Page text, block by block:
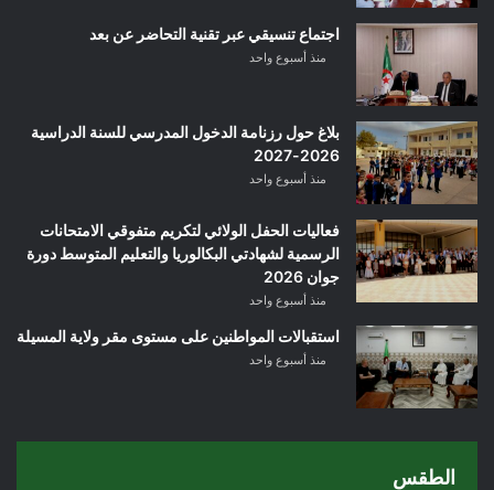
اجتماع تنسيقي عبر تقنية التحاضر عن بعد
منذ أسبوع واحد
بلاغ حول رزنامة الدخول المدرسي للسنة الدراسية
2026-2027
منذ أسبوع واحد
فعاليات الحفل الولائي لتكريم متفوقي الامتحانات
الرسمية لشهادتي البكالوريا والتعليم المتوسط دورة
جوان 2026
منذ أسبوع واحد
استقبالات المواطنين على مستوى مقر ولاية المسيلة
منذ أسبوع واحد
الطقس